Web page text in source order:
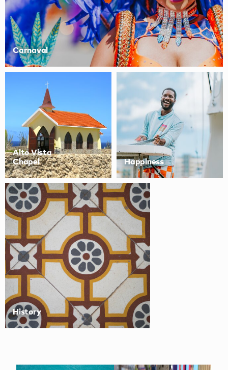
Carnaval
Alto Vista
Chapel
Happiness
History